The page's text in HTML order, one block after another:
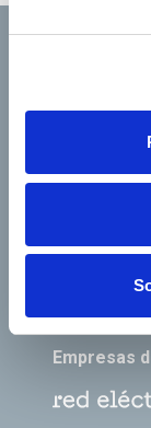
Junta de
Empresas